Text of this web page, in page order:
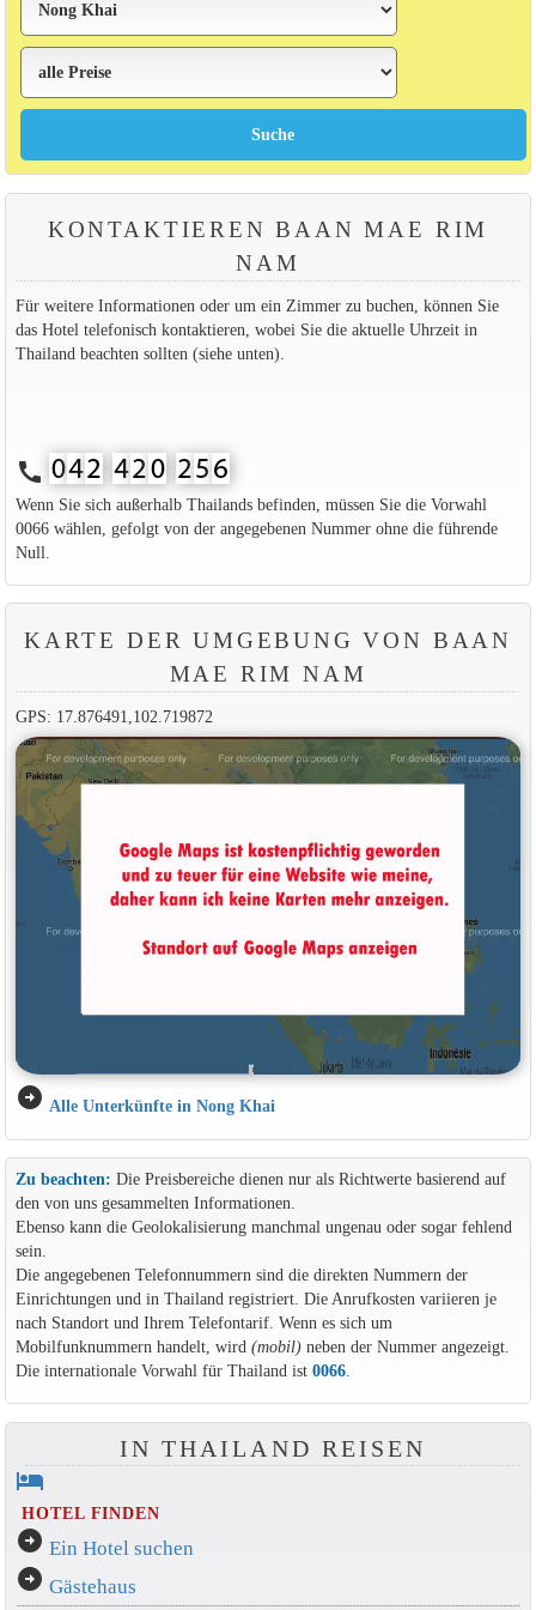
KONTAKTIEREN BAAN MAE RIM
NAM
Für weitere Informationen oder um ein Zimmer zu buchen, können Sie
das Hotel telefonisch kontaktieren, wobei Sie die aktuelle Uhrzeit in
Thailand beachten sollten (siehe unten).
call
Wenn Sie sich außerhalb Thailands befinden, müssen Sie die Vorwahl
0066 wählen, gefolgt von der angegebenen Nummer ohne die führende
Null.
KARTE DER UMGEBUNG VON BAAN
MAE RIM NAM
GPS: 17.876491,102.719872
arrow_circle_right Alle Unterkünfte in Nong Khai
Zu beachten: Die Preisbereiche dienen nur als Richtwerte basierend auf
den von uns gesammelten Informationen.
Ebenso kann die Geolokalisierung manchmal ungenau oder sogar fehlend
sein.
Die angegebenen Telefonnummern sind die direkten Nummern der
Einrichtungen und in Thailand registriert. Die Anrufkosten variieren je
nach Standort und Ihrem Telefontarif. Wenn es sich um
Mobilfunknummern handelt, wird (mobil)neben der Nummer angezeigt.
Die internationale Vorwahl für Thailand ist 0066.
IN THAILAND REISEN
hotel
HOTEL FINDEN
arrow_circle_right Ein Hotel suchen
arrow_circle_right Gästehaus